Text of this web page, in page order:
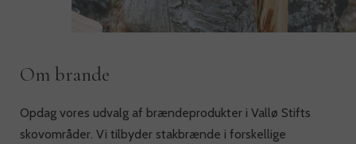
Om brande
Opdag vores udvalg af brændeprodukter i Vallø Stifts
skovområder. Vi tilbyder stakbrænde i forskellige